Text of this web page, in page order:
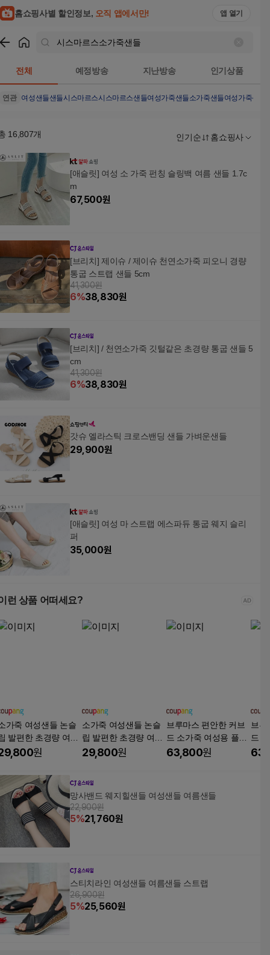
홈쇼핑사별 할인정보, 오직 앱에서만! 앱 열기
전체 예정방송 지난방송 인기상품
연관 여성샌들샌들시스마르스시스마르스샌들여성가죽샌들소가죽샌들여성가죽샌들
16,807개 인기순 홈쇼핑사
[애슬릿] 여성 소 가죽 펀칭 슬링백 여름 샌들 1.7c
m
67,500원
[브리치] 제이슈 / 제이슈 천연소가죽 피오니 경량
통굽 스트랩 샌들 5cm
41,300원
6%38,830원
[브리치] / 천연소가죽 깃털같은 초경량 통굽 샌들 5
cm
41,300원
6%38,830원
갓슈 엘라스틱 크로스밴딩 샌들 가벼운샌들
29,900원
[애슬릿] 여성 마 스트랩 에스파듀 통굽 웨지 슬리
퍼
35,000원
런 상품 어떠세요?
가죽 여성샌들 논슬
발편한 초경량 여성
트랩 통굽 샌들
원
소가죽 여성샌들 논슬
립 발편한 초경량 여성
스트랩 통굽 샌들
29,800원
브루마스 편안한 커브
드 소가죽 여성용 플랫
폼 샌들 4.5cm
63,800원
브루
드
폼
망사밴드 웨지힐샌들 여성샌들 여름샌들
22,900원
5%21,760원
스티치라인 여성샌들 여름샌들 스트랩
26,900원
5%25,560원